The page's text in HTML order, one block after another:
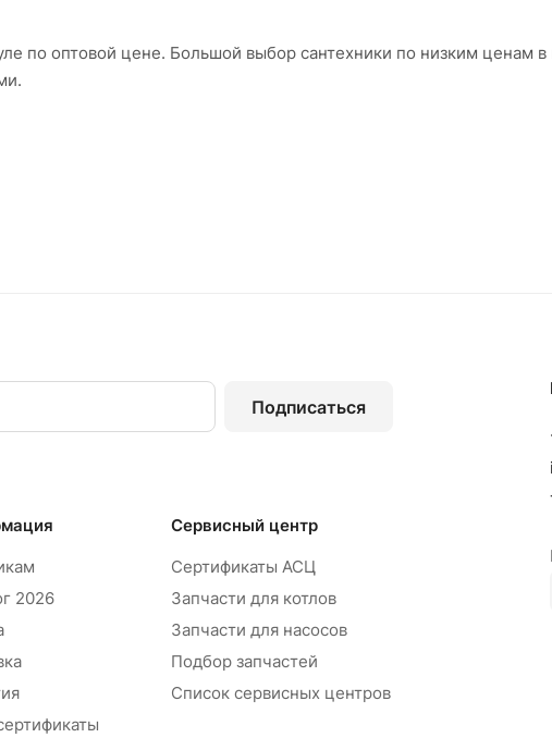
по оптовой цене. Большой выбор сантехники по низким ценам
Подписаться
2026
Сервисный центр
Сертификаты АСЦ
Запчасти для котлов
Запчасти для насосов
Подбор запчастей
Список сервисных центров